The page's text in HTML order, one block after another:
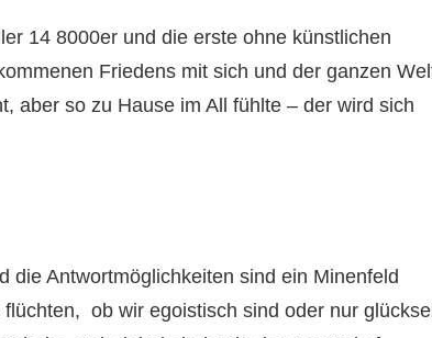
14 8000er und die erste ohne künstlichen
Friedens mit sich und der ganzen
aber so zu Hause im All fühlte – der wird sich
die Antwortmöglichkeiten sind ein Minenfeld
ob wir egoistisch sind oder nur